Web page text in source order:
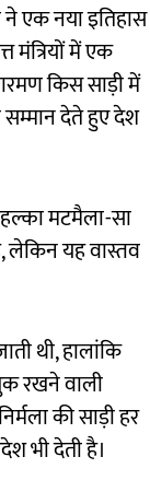
ने एक नया इतिहास
मंत्रियों में एक
किस साड़ी में
देते हुए देश
मटमैला-सा
लेकिन यह वास्तव
थी, हालांकि
रखने वाली
की साड़ी हर
भी देती है।